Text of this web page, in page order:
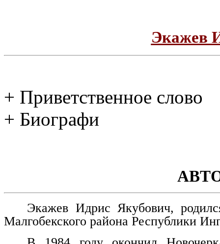
Экажев
+ Приветственное слово
+ Биографи
Экажев Идрис Якубович,
Малгобекского района Республики